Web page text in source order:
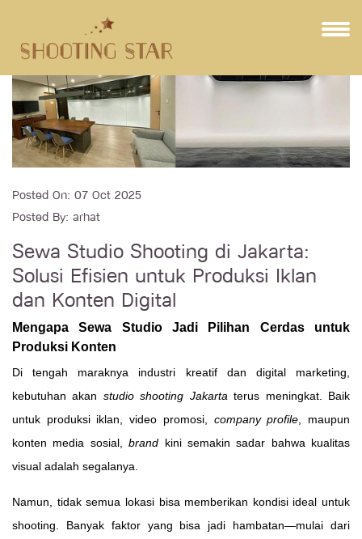
Posted On: 07 Oct 2025
Posted By: arhat
Sewa Studio Shooting di Jakarta:
Solusi Efisien untuk Produksi Iklan
dan Konten Digital
Mengapa Sewa Studio Jadi Pilihan Cerdas untuk
Produksi Konten
Di tengah maraknya industri kreatif dan digital marketing,
kebutuhan akan studio shooting Jakarta terus meningkat. Baik
untuk produksi iklan, video promosi, company profile , maupun
konten media sosial,brand kini semakin sadar bahwa kualitas
visual adalah segalanya.
Namun, tidak semua lokasi bisa memberikan kondisi ideal untuk
shooting. Banyak faktor yang bisa jadi hambatan—mulai dari